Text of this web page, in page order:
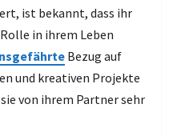
ist bekannt, dass ihr
in ihrem Leben
Bezug auf
und kreativen Projekte
von ihrem Partner sehr